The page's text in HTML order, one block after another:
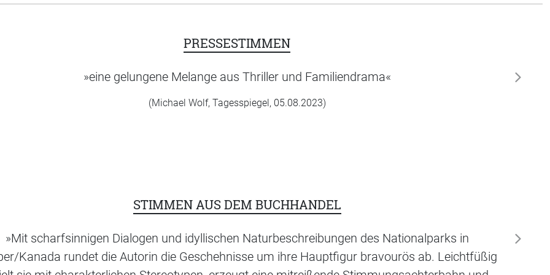
PRESSESTIMMEN
»eine gelungene Melange aus Thriller und Familiendrama«
(Michael Wolf, Tagesspiegel, 05.08.2023)
weiter
STIMMEN AUS DEM BUCHHANDEL
»Mit scharfsinnigen Dialogen und idyllischen Naturbeschreibungen des Nationalparks in
Kanada rundet die Autorin die Geschehnisse um ihre Hauptfigur bravourös ab. Leichtfüßig
weiter